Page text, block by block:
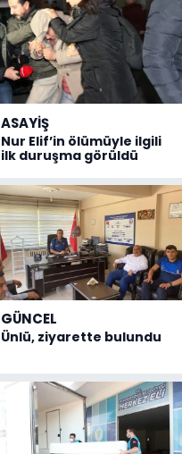
ASAYİŞ
Nur Elif’in ölümüyle ilgili
ilk duruşma görüldü
GÜNCEL
Ünlü, ziyarette bulundu